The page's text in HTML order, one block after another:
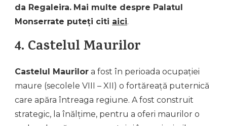
da Regaleira. Mai multe despre Palatul
Monserrate puteți citi aici.
4. Castelul Maurilor
Castelul Maurilor a fost în perioada ocupației
maure (secolele VIII – XII) o fortăreață puternică
care apăra întreaga regiune. A fost construit
strategic, la înălțime, pentru a oferi maurilor o